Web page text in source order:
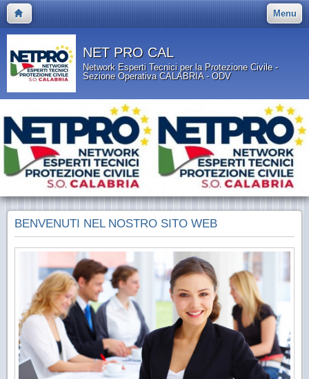
Menu
NET PRO CAL
Network Esperti Tecnici per la Protezione Civile -
Sezione Operativa CALABRIA - ODV
BENVENUTI NEL NOSTRO SITO WEB